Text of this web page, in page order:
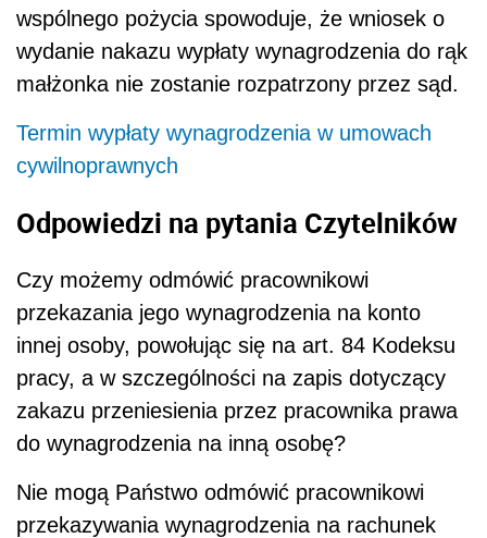
wspólnego pożycia spowoduje, że wniosek o
wydanie nakazu wypłaty wynagrodzenia do rąk
małżonka nie zostanie rozpatrzony przez sąd.
Termin wypłaty wynagrodzenia w umowach
cywilnoprawnych
Odpowiedzi na pytania Czytelników
Czy możemy odmówić pracownikowi
przekazania jego wynagrodzenia na konto
innej osoby, powołując się na art. 84 Kodeksu
pracy, a w szczególności na zapis dotyczący
zakazu przeniesienia przez pracownika prawa
do wynagrodzenia na inną osobę?
Nie mogą Państwo odmówić pracownikowi
przekazywania wynagrodzenia na rachunek